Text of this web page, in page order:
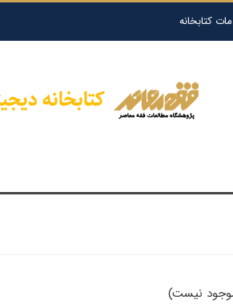
کتابخانه
موجود نیست)